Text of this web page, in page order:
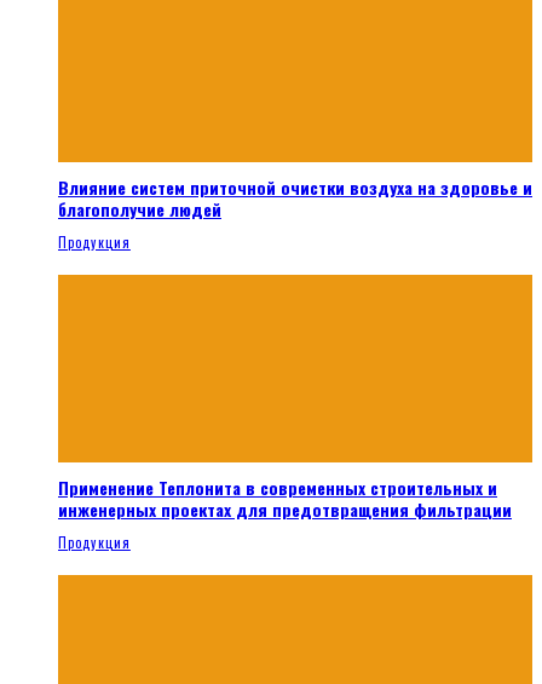
Влияние систем приточной очистки воздуха на здоровье и
благополучие людей
Продукция
Применение Теплонита в современных строительных и
инженерных проектах для предотвращения фильтрации
Продукция